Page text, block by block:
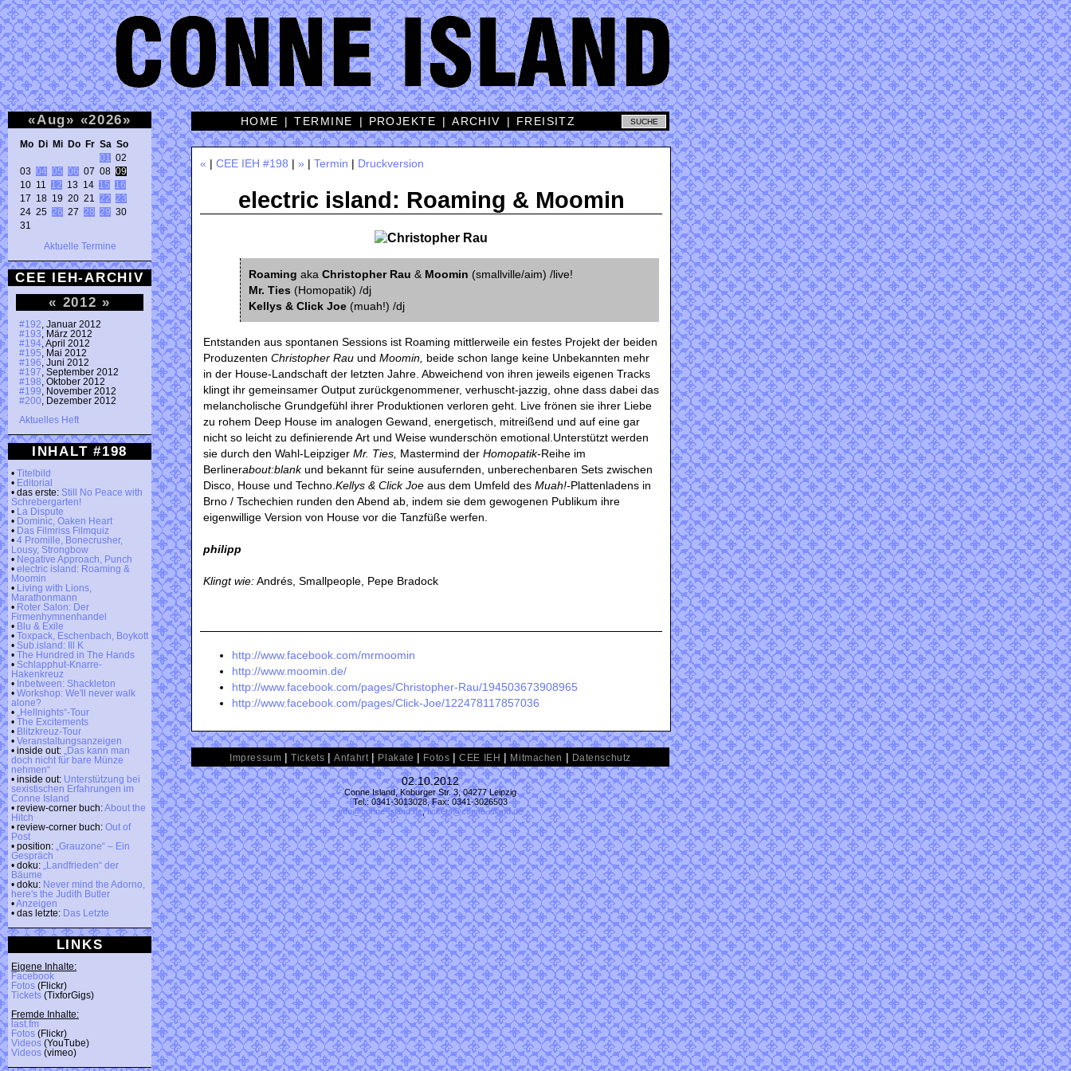
«Aug» «2026»
Mo Di Mi Do Fr Sa So
01
02
03 04 05 06 07 08 09
10 11 12 13 14 15
16
17 18 19 20 21 22
23
24 25 26 27 28 29 30
31
Aktuelle Termine
CEE IEH-ARCHIV
« 2012 »
#192 , Januar 2012
#193 , März 2012
#194 , April 2012
#195 , Mai 2012
#196 , Juni 2012
#197 , September 2012
#198 , Oktober 2012
#199 , November 2012
#200 , Dezember 2012
Aktuelles Heft
INHALT #198
• Titelbild
• Editorial
• das erste: Still No Peace with
Schrebergarten!
•
La Dispute
• Dominic, Oaken Heart
• Das Filmriss Filmquiz
• 4 Promille, Bonecrusher,
Lousy, Strongbow
• Negative Approach, Punch
• electric island: Roaming &
Moomin
•
Living with Lions,
Marathonmann
• Roter Salon: Der
Firmenhymnenhandel
• Blu & Exile
• Toxpack, Eschenbach, Boykott
• Sub.island: Ill K
• The Hundred in The Hands
• Schlapphut-Knarre-
Hakenkreuz
• Inbetween: Shackleton
• Workshop: We'll never walk
alone?
•
„Hellnights“-Tour
• The Excitements
• Blitzkreuz-Tour
• Veranstaltungsanzeigen
• inside out:
„Das kann man
doch nicht für bare Münze
nehmen“
• inside out: Unterstützung bei
sexistischen Erfahrungen im
Conne Island
• review-corner buch:About the
Hitch
• review-corner buch: Out of
Post
• position: „Grauzone“ – Ein
Gespräch
• doku:
„Landfrieden“ der
Bäume
• doku: Never mind the Adorno,
here's the Judith Butler
•Anzeigen
• das letzte: Das Letzte
LINKS
Eigene Inhalte:
Facebook
Fotos (Flickr)
Tickets (TixforGigs)
Fremde Inhalte:
last.fm
Fotos (Flickr)
Videos (YouTube)
Videos (vimeo)
HOME |TERMINE | PROJEKTE |ARCHIV | FREISITZ
« | CEE IEH #198 | » | Termin | Druckversion
electric island: Roaming & Moomin
Roaming aka Christopher Rau & Moomin (smallville/aim) /live!
Mr. Ties (Homopatik) /dj
Kellys & Click Joe (muah!) /dj
Entstanden aus spontanen Sessions ist Roaming mittlerweile ein festes Projekt der beiden
Produzenten Christopher Rau und Moomin, beide schon lange keine Unbekannten mehr
in der House-Landschaft der letzten Jahre. Abweichend von ihren jeweils eigenen Tracks
klingt ihr gemeinsamer Output zurückgenommener, verhuscht-jazzig, ohne dass dabei das
melancholische Grundgefühl ihrer Produktionen verloren geht. Live frönen sie ihrer Liebe
zu rohem Deep House im analogen Gewand, energetisch, mitreißend und auf eine gar
nicht so leicht zu definierende Art und Weise wunderschön emotional.Unterstützt werden
sie durch den Wahl-Leipziger Mr. Ties, Mastermind der Homopatik-Reihe im
Berlinerabout:blankund bekannt für seine ausufernden, unberechenbaren Sets zwischen
Disco, House und Techno. Kellys & Click Joe aus dem Umfeld des Muah!-Plattenladens in
Brno / Tschechien runden den Abend ab, indem sie dem gewogenen Publikum ihre
eigenwillige Version von House vor die Tanzfüße werfen.
philipp
Klingt wie:Andrés, Smallpeople, Pepe Bradock
http://www.facebook.com/mrmoomin
http://www.moomin.de/
http://www.facebook.com/pages/Christopher-Rau/194503673908965
http://www.facebook.com/pages/Click-Joe/122478117857036
Impressum |Tickets |Anfahrt | Plakate | Fotos |CEE IEH | Mitmachen | Datenschutz
02.10.2012
Conne Island, Koburger Str. 3, 04277 Leipzig
Tel.: 0341-3013028, Fax: 0341-3026503
info@conne-island.de,tickets@conne-island.de